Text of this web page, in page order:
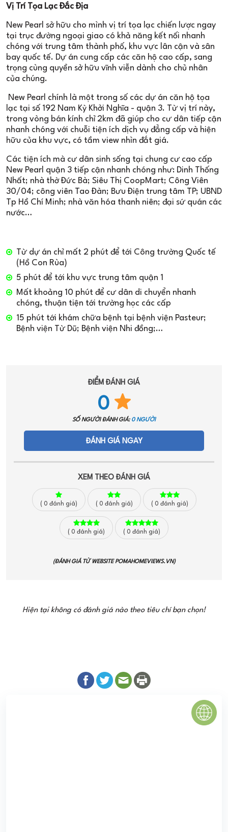
Vị Trí Tọa Lạc Đắc Địa
New Pearl sở hữu cho mình vị trí tọa lạc chiến lược ngay
tại trục đường ngoại giao có khả năng kết nối nhanh
chóng với trung tâm thành phố, khu vực lân cận và sân
bay quốc tế. Dự án cung cấp các căn hộ cao cấp, sang
trọng cùng quyền sở hữu vĩnh viễn dành cho chủ nhân
của chúng.
New Pearl chính là một trong số các dự án căn hộ tọa
lạc tại số 192 Nam Kỳ Khởi Nghĩa - quận 3. Từ vị trí này,
trong vòng bán kính chỉ 2km đã giúp cho cư dân tiếp cận
nhanh chóng với chuỗi tiện ích dịch vụ đẳng cấp và hiện
hữu của khu vực, có tầm view nhìn đắt giá.
Các tiện ích mà cư dân sinh sống tại chung cư cao cấp
New Pearl quận 3 tiếp cận nhanh chóng như: Dinh Thống
Nhất; nhà thờ Đức Bà; Siêu Thị CoopMart; Công Viên
30/04; công viên Tao Đàn; Bưu Điện trung tâm TP; UBND
Tp Hồ Chí Minh; nhà văn hóa thanh niên; đại sứ quán các
nước…
Từ dự án chỉ mất 2 phút để tới Công trường Quốc tế
(Hồ Con Rùa)
5 phút để tới khu vực trung tâm quận 1
Mất khoảng 10 phút để cư dân di chuyển nhanh
chóng, thuận tiện tới trường học các cấp
15 phút tới khám chữa bệnh tại bệnh viện Pasteur;
Bệnh viện Từ Dũ; Bệnh viện Nhi đồng;…
ĐIỂM ĐÁNH GIÁ
0
SỐ NGƯỜI ĐÁNH GIÁ: 0 NGƯỜI
ĐÁNH GIÁ NGAY
XEM THEO ĐÁNH GIÁ
( 0 đánh giá) ( 0 đánh giá) ( 0 đánh giá)
( 0 đánh giá) ( 0 đánh giá)
(ĐÁNH GIÁ TỪ WEBSITEPOMAHOMEVIEWS.VN)
Hiện tại không có đánh giá nào theo tiêu chí bạn chọn!